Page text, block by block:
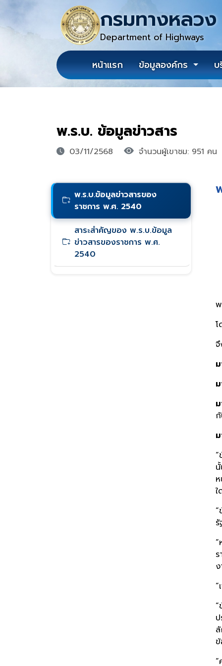
กรมทางหลวง
Department of Highways
หน้าแรก ข้อมูลองค์กร บ
พ.ร.บ. ข้อมูลข่าวสาร
03/11/2568 จำนวนผู้เขาชม: 951 คน
พ.ร.บ.ข้อมูลข่าวสารของ
ราชการ พ.ศ. 2540
สาระสำคัญของ พ.ร.บ.ข้อมูล
ข่าวสารของราชการ พ.ศ.
2540